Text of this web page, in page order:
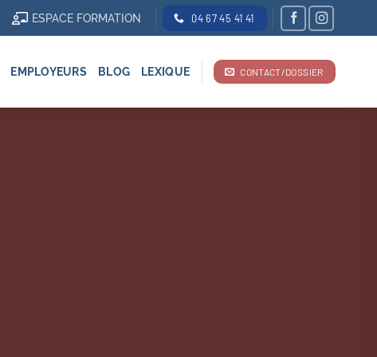
ESPACE FORMATION 04 67 45 41 41
EMPLOYEURS BLOG LEXIQUE CONTACT/DOSSIER